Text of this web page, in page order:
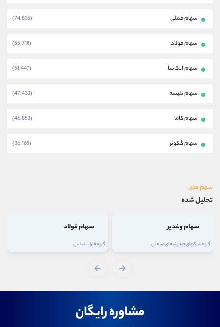
سهام فملی (74,835)
سهام فولاد (55,718)
سهام اتکاسا (51,447)
سهام تلیسه (47,433)
سهام کاما (46,853)
سهام گکوثر (36,165)
سهم های
تحلیل شده
سهام وغدیر
گروه شرکتهای چند رشته ای صنعتی
سهام فولاد
گروه فلزات اساسی
مشاوره رایگان